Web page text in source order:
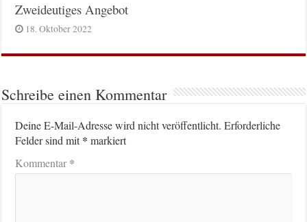
Zweideutiges Angebot
18. Oktober 2022
Schreibe einen Kommentar
Deine E-Mail-Adresse wird nicht veröffentlicht. Erforderliche
Felder sind mit* markiert
Kommentar*